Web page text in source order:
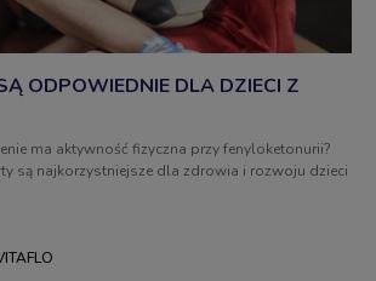
ODPOWIEDNIE DLA DZIECI Z
ma aktywność fizyczna przy fenyloketonurii?
są najkorzystniejsze dla zdrowia i rozwoju dzieci